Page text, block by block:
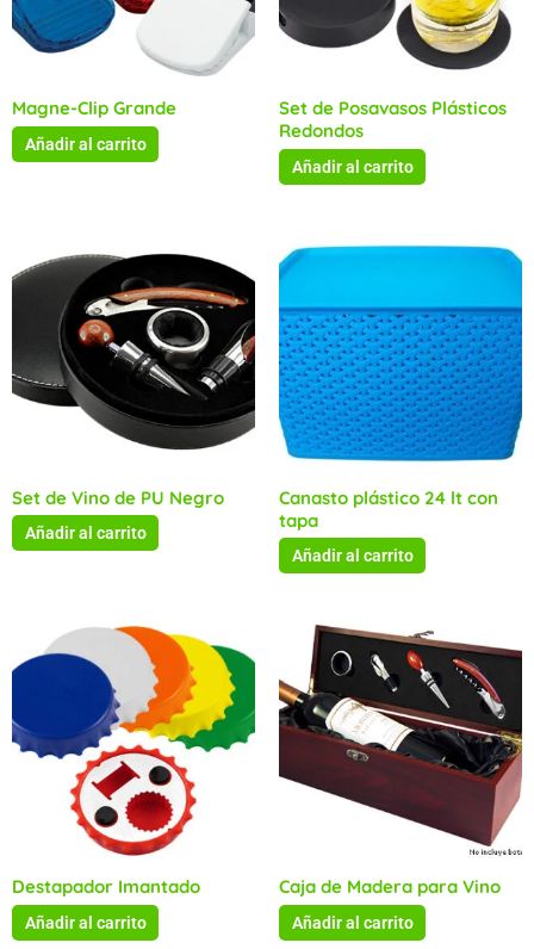
Magne-Clip Grande
Añadir al carrito
Set de Posavasos Plásticos
Redondos
Añadir al carrito
Set de Vino de PU Negro
Añadir al carrito
Canasto plástico 24 lt con
tapa
Añadir al carrito
Destapador Imantado
Añadir al carrito
Caja de Madera para Vino
Añadir al carrito